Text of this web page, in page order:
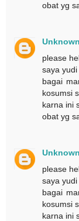
obat yg
Unknown
please
saya
bagai
kosumsi
karna ini
obat yg
Unknown
please
saya
bagai
kosumsi
karna ini